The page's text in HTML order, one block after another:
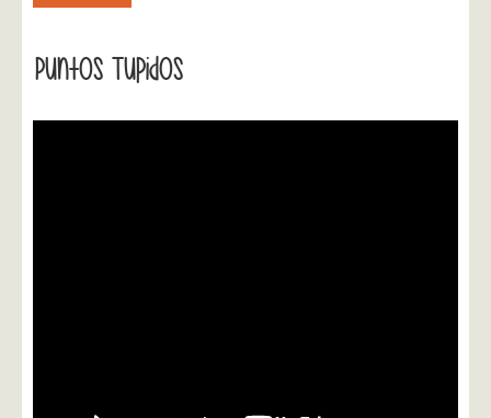
Puntos Tupidos